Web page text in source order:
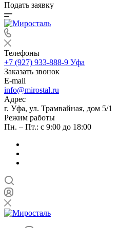
Подать заявку
Телефоны
+7 (927) 933-888-9 Уфа
Заказать звонок
E-mail
info@mirostal.ru
Адрес
г. Уфа, ул. Трамвайная, дом 5/1
Режим работы
Пн. – Пт.: с 9:00 до 18:00